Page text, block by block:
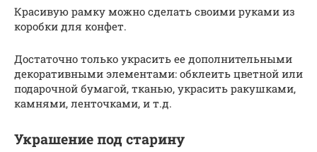
Красивую рамку можно сделать своими руками из
коробки для конфет.
Достаточно только украсить ее дополнительными
декоративными элементами: обклеить цветной или
подарочной бумагой, тканью, украсить ракушками,
камнями, ленточками, и т.д.
Украшение под старину